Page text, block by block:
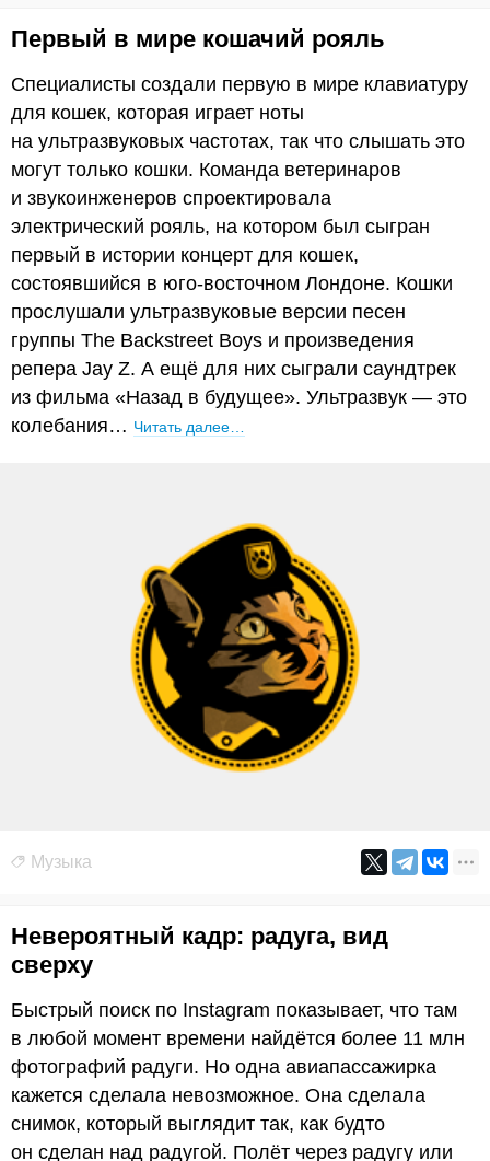
Первый в мире кошачий рояль
Специалисты создали первую в мире клавиатуру
для кошек, которая играет ноты
на ультразвуковых частотах, так что слышать это
могут только кошки. Команда ветеринаров
и звукоинженеров спроектировала
электрический рояль, на котором был сыгран
первый в истории концерт для кошек,
состоявшийся в юго-восточном Лондоне. Кошки
прослушали ультразвуковые версии песен
группы The Backstreet Boys и произведения
репера Jay Z. А ещё для них сыграли саундтрек
из фильма «Назад в будущее». Ультразвук — это
колебания… Читать далее…
Музыка
Невероятный кадр: радуга, вид
сверху
Быстрый поиск по Instagram показывает, что там
в любой момент времени найдётся более 11 млн
фотографий радуги. Но одна авиапассажирка
кажется сделала невозможное. Она сделала
снимок, который выглядит так, как будто
он сделан над радугой. Полёт через радугу или